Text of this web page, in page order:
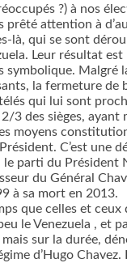
?) à nos
prêté attention à
là, qui se sont
Leur résultat
symbolique. Malgré
la fermeture de
qui lui sont
3 des sièges, ayant
moyens
C’est une
le parti du Président
du Général
à sa mort en 2013.
que celles et ceux
le Venezuela , et
sur la durée,
d’Hugo